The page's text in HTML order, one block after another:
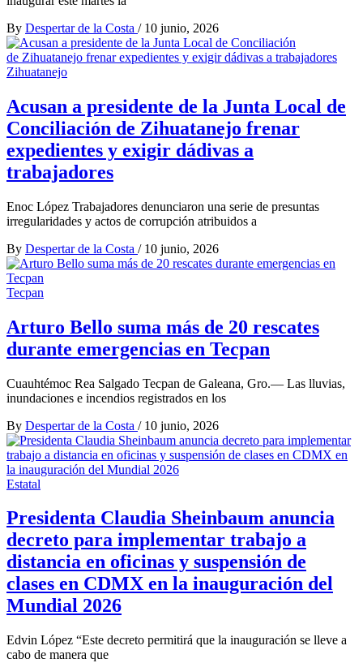
By Despertar de la Costa / 10 junio, 2026
Zihuatanejo
Acusan a presidente de la Junta Local de
Conciliación de Zihuatanejo frenar
expedientes y exigir dádivas a
trabajadores
Enoc López Trabajadores denunciaron una serie de presuntas
irregularidades y actos de corrupción atribuidos a
By Despertar de la Costa / 10 junio, 2026
Tecpan
Arturo Bello suma más de 20 rescates
durante emergencias en Tecpan
Cuauhtémoc Rea Salgado Tecpan de Galeana, Gro.— Las lluvias,
inundaciones e incendios registrados en los
By Despertar de la Costa / 10 junio, 2026
Estatal
Presidenta Claudia Sheinbaum anuncia
decreto para implementar trabajo a
distancia en oficinas y suspensión de
clases en CDMX en la inauguración del
Mundial 2026
Edvin López “Este decreto permitirá que la inauguración se lleve a
cabo de manera que